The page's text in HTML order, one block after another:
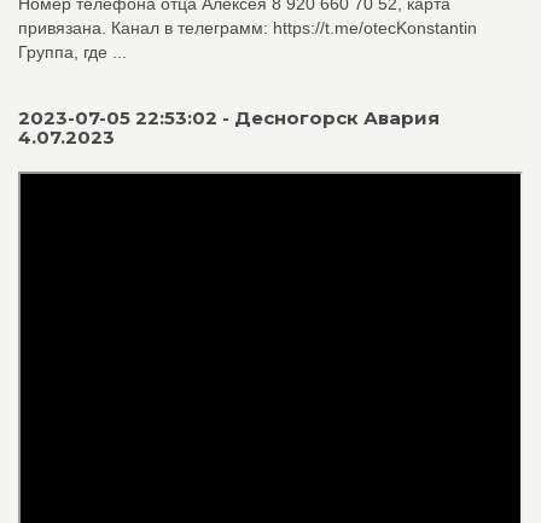
привязана. Канал в телеграмм: https://t.me/otecKonstantin
Группа, где ...
2023-07-05 22:53:02 - Десногорск Авария
4.07.2023